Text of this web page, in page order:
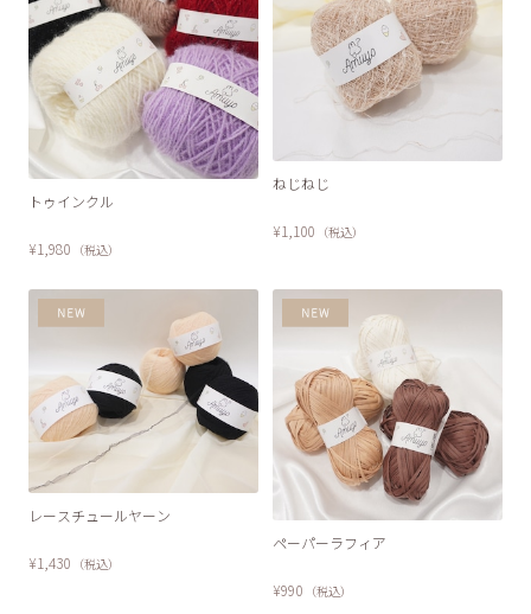
トゥインクル
¥1,980 （税込）
ねじねじ
¥1,100 （税込）
レースチュールヤーン
¥1,430 （税込）
ペーパーラフィア
¥990 （税込）